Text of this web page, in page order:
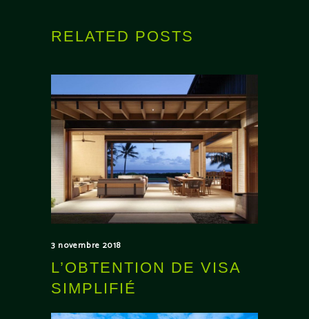
RELATED POSTS
3 novembre 2018
L’OBTENTION DE VISA
SIMPLIFIÉ